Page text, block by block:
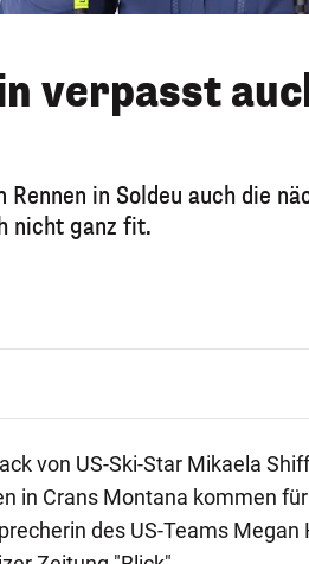
verpasst
in Soldeu auch die
nicht ganz fit.
von US-Ski-Star Mikaela
in Crans Montana kommen
des US-Teams